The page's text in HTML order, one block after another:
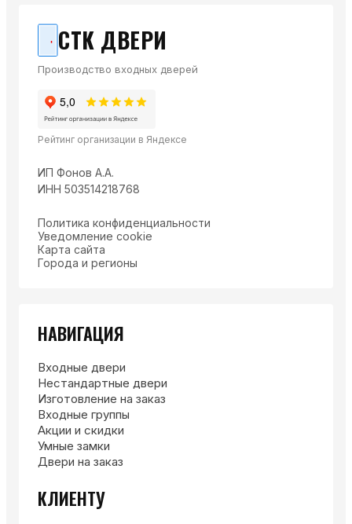
СТК ДВЕРИ
Производство входных дверей
Рейтинг организации в Яндексе
ИП Фонов А.А.
ИНН 503514218768
Политика конфиденциальности
Уведомление cookie
Карта сайта
Города и регионы
НАВИГАЦИЯ
Входные двери
Нестандартные двери
Изготовление на заказ
Входные группы
Акции и скидки
Умные замки
Двери на заказ
КЛИЕНТУ